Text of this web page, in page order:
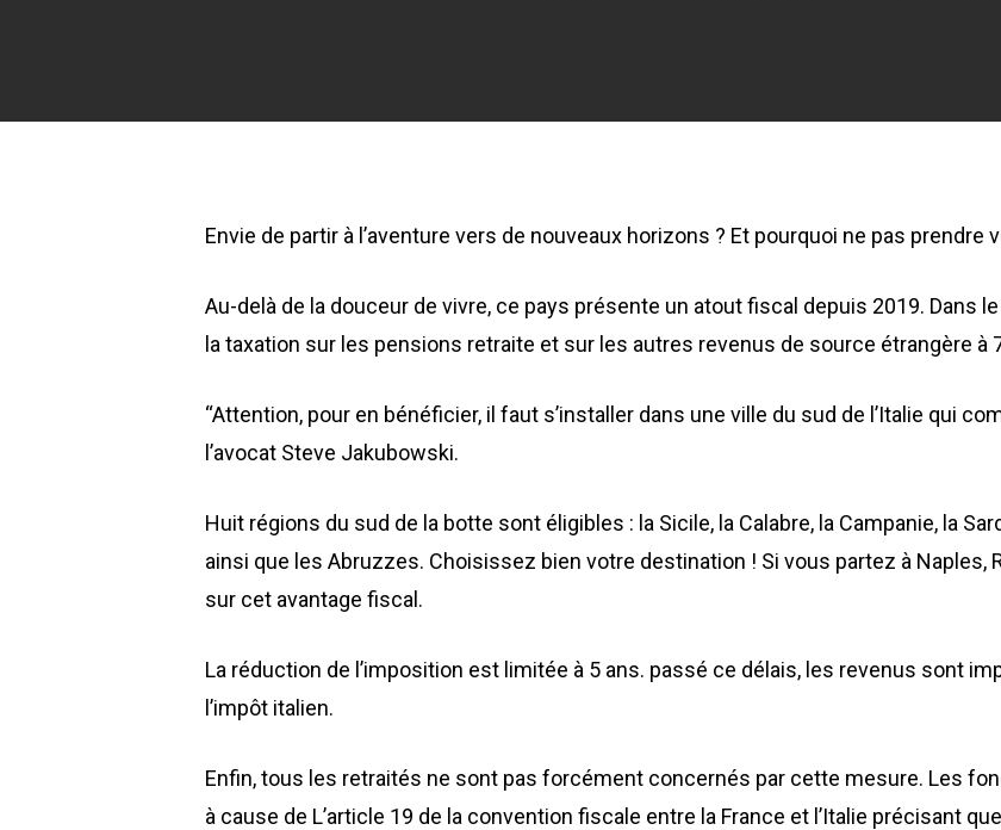
Envie de partir à l’aventure vers de nouveaux horizons ? Et pourquoi ne pas prendre
Au-delà de la douceur de vivre, ce pays présente un atout fiscal depuis 2019. Dans
la taxation sur les pensions retraite et sur les autres revenus de source étrangère à
“Attention, pour en bénéficier, il faut s’installer dans une ville du sud de l’Italie qui
l’avocat Steve Jakubowski.
Huit régions du sud de la botte sont éligibles : la Sicile, la Calabre, la Campanie, la
ainsi que les Abruzzes. Choisissez bien votre destination ! Si vous partez à Naples,
sur cet avantage fiscal.
La réduction de l’imposition est limitée à 5 ans. passé ce délais, les revenus sont
l’impôt italien.
Enfin, tous les retraités ne sont pas forcément concernés par cette mesure. Les
à cause de L’article 19 de la convention fiscale entre la France et l’Italie précisant